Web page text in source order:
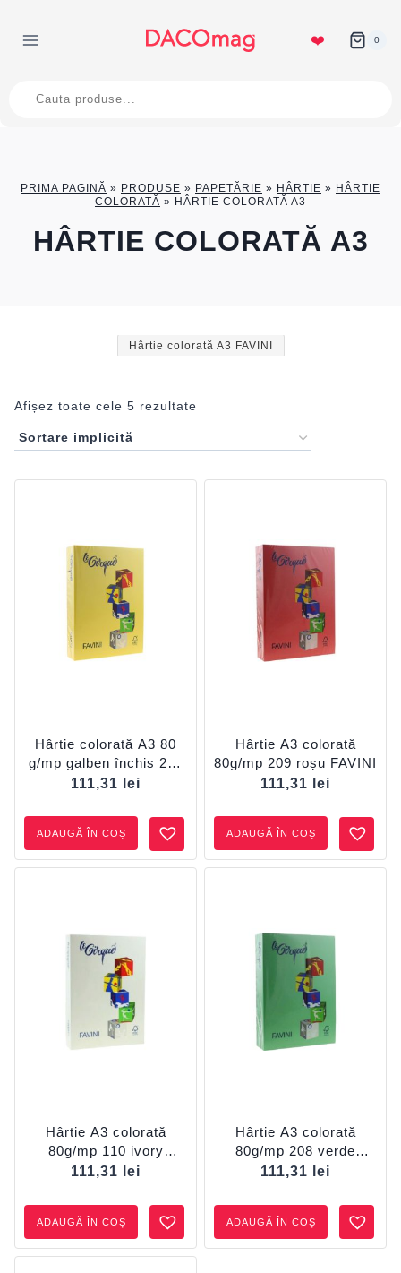
content
❤️ 0
search
PRIMA PAGINĂ » PRODUSE » PAPETĂRIE » HÂRTIE » HÂRTIE
COLORATĂ » HÂRTIE COLORATĂ A3
HÂRTIE COLORATĂ A3
Afișez toate cele 5 rezultate
Hârtie colorată A3 80
g/mp galben închis 200
FAVINI
111,31 lei
ADAUGĂ ÎN COȘ
Hârtie A3 colorată
80g/mp 209 roșu FAVINI
111,31
lei
ADAUGĂ ÎN COȘ
Hârtie A3 colorată
80g/mp 110 ivory
FAVINI
111,31 lei
ADAUGĂ ÎN COȘ
Hârtie A3 colorată
80g/mp 208 verde
închis FAVINI
111,31 lei
ADAUGĂ ÎN COȘ
Hârtie colorată A3 FAVINI